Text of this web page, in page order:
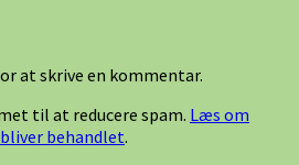
at skrive en kommentar.
til at reducere spam. Læs om
behandlet.